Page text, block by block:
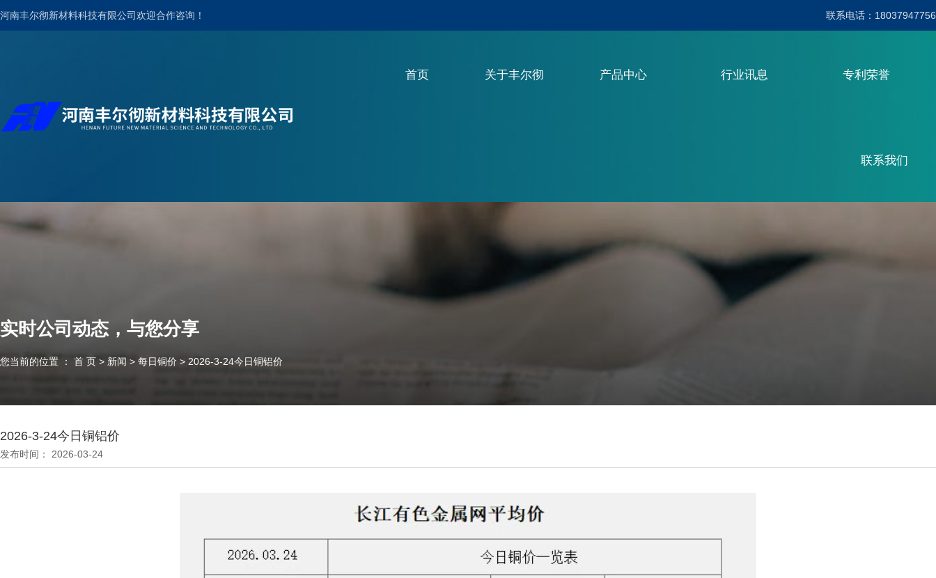
河南丰尔彻新材料科技有限公司欢迎合作咨询！ 联系电话：18037947756
首页 关于丰尔彻 产品中心 行业讯息 专利荣誉
联系我们
实时公司动态，与您分享
您当前的位置 ： 首 页 > 新闻 > 每日铜价 > 2026-3-24今日铜铝价
2026-3-24今日铜铝价
发布时间： 2026-03-24